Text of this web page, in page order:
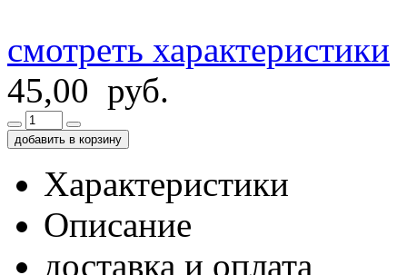
смотреть характеристики
45,00 руб.
добавить в корзину
Характеристики
Описание
доставка и оплата